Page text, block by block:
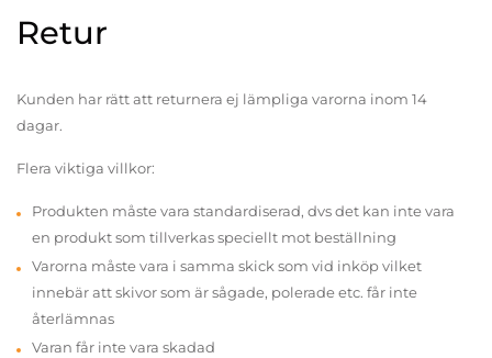
Retur
Kunden har rätt att returnera ej lämpliga varorna inom 14
dagar.
Flera viktiga villkor:
Produkten måste vara standardiserad, dvs det kan inte vara
en produkt som tillverkas speciellt mot beställning
Varorna måste vara i samma skick som vid inköp vilket
innebär att skivor som är sågade, polerade etc. får inte
återlämnas
Varan får inte vara skadad